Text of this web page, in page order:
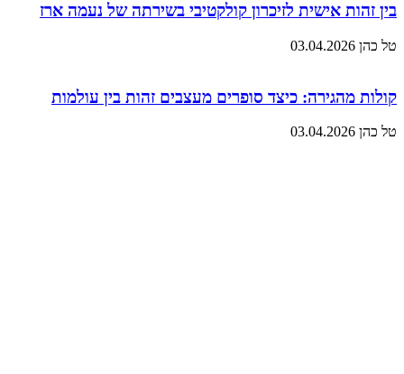
בין זהות אישית לזיכרון קולקטיבי בשירתה של נעמה ארז
טל כהן 03.04.2026
קולות מהגירה: כיצד סופרים מעצבים זהות בין עולמות
טל כהן 03.04.2026